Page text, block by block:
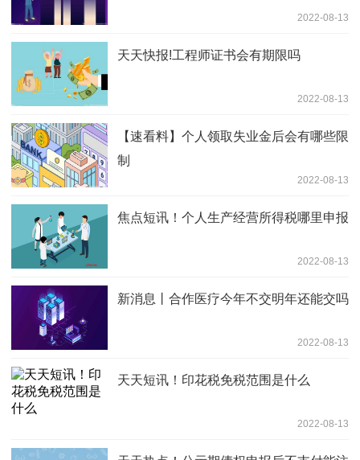
2022-08-13
天天快报!工程师证书会有期限吗
2022-08-13
【速看料】个人领取失业金后会有哪些限
制
2022-08-13
焦点短讯！个人生产经营所得税哪里申报
2022-08-13
新消息丨合作医疗今年不交明年还能交吗
2022-08-13
天天短讯！印花税免税范围是什么
2022-08-13